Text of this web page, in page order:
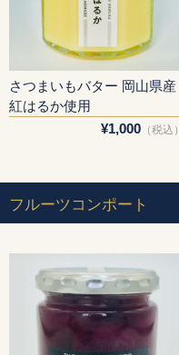
さつまいもバター 岡山県産
紅はるか使用
¥1,000（税込）
フルーツコンポート